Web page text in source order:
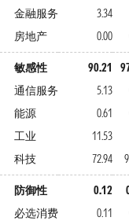
金融服务
3.34
房地产
0.00
敏感性 90.21
通信服务
5.13
能源
0.61
工业
11.53
科技
72.94
防御性 0.12
必选消费
0.11